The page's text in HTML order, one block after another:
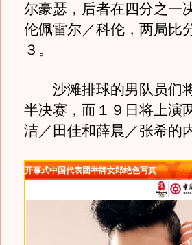
尔豪瑟，后者在四分之一
伦佩雷尔／科伦，两局比
３。
沙滩排球的男队员们将
半决赛，而１９日将上演
洁／田佳和薛晨／张希的
开幕式中国代表团举牌女郎绝色写真